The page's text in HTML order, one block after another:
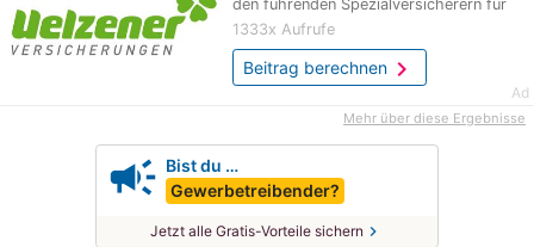
den führenden Spezialversicherern für
Tiere in Deutschland. Als erstes
deutsches…
1333x Aufrufe
Beitrag berechnenchevron_right
Ad
Mehr über diese Ergebnisse
campaign Bist du …
Gewerbetreibender?
Jetzt alle Gratis-Vorteile sichern chevron_right